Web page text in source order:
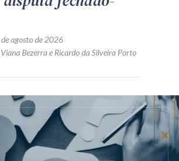
agosto de 2026
Bezerrae Ricardo da Silveira Porto